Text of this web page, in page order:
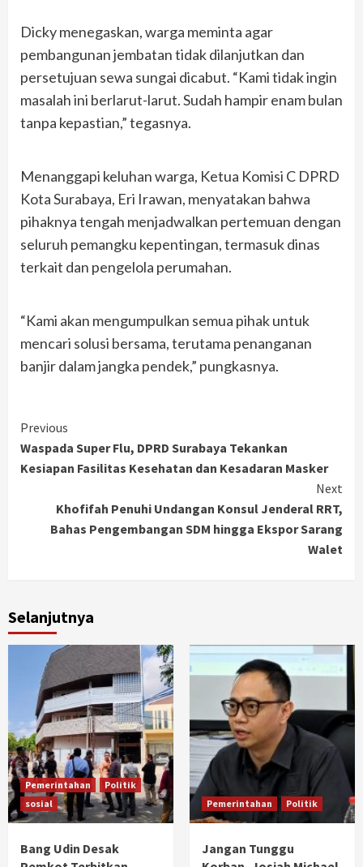
Dicky menegaskan, warga meminta agar
pembangunan jembatan tidak dilanjutkan dan
persetujuan sewa sungai dicabut. “Kami tidak ingin
masalah ini berlarut-larut. Sudah hampir enam bulan
tanpa kepastian,” tegasnya.
Menanggapi keluhan warga, Ketua Komisi C DPRD
Kota Surabaya, Eri Irawan, menyatakan bahwa
pihaknya tengah menjadwalkan pertemuan dengan
seluruh pemangku kepentingan, termasuk dinas
terkait dan pengelola perumahan.
“Kami akan mengumpulkan semua pihak untuk
mencari solusi bersama, terutama penanganan
banjir dalam jangka pendek,” pungkasnya.
Continue
Reading
Previous
Waspada Super Flu, DPRD Surabaya Tekankan
Kesiapan Fasilitas Kesehatan dan Kesadaran Masker
Next
Khofifah Penuhi Undangan Konsul Jenderal RRT,
Bahas Pengembangan SDM hingga Ekspor Sarang
Walet
Selanjutnya
Pemerintahan
Politik
sosial
Bang Udin Desak
Pemerintahan Politik
Jangan Tunggu